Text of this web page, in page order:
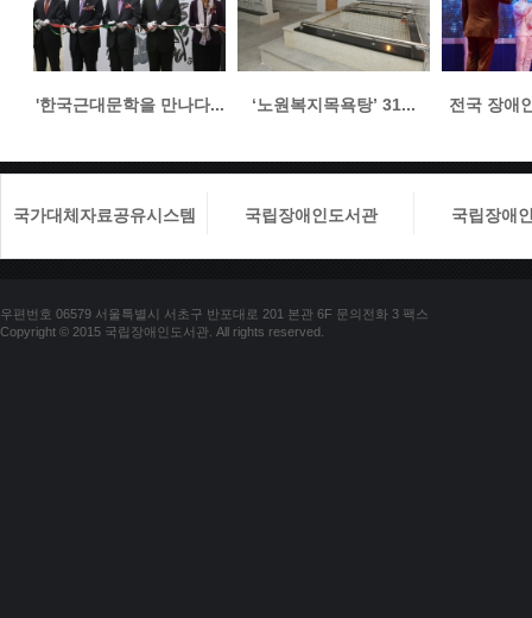
'한국근대문학을 만나다... ‘노원복지목욕탕’ 31... 전국 장애
국가대체자료공유시스템 국립장애인도서관 국립장애
우편번호 06579 서울특별시 서초구 반포대로 201 본관 6F 문의전화 3 팩스
Copyright © 2015 국립장애인도서관. All rights reserved.